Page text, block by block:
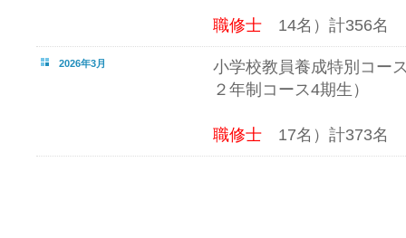
職修士 14名）計356名
2026年3月
小学校教員養成特別コー
２年制コース4期生）
職修士 17名）計373名